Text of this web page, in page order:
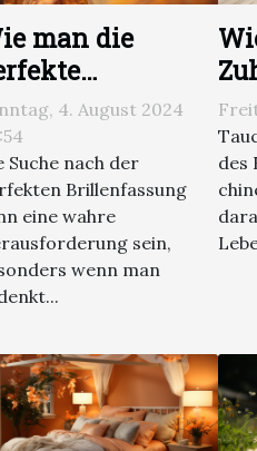
man die
für
Gesichtstyp
4. August 2024
Suche nach der
Brillenfassung
eine wahre
sein,
wenn man
des